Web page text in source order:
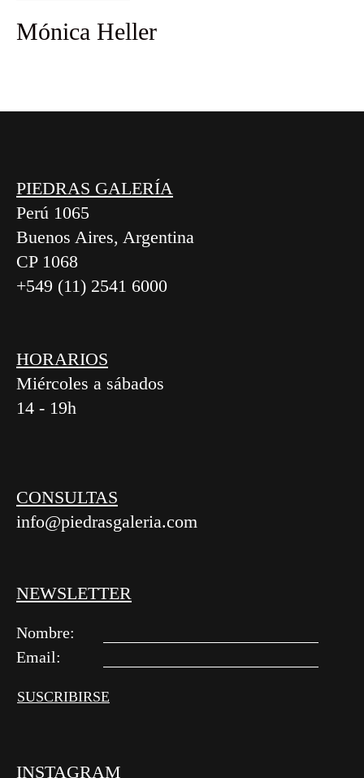
Mónica Heller
PIEDRAS GALERÍA
Perú 1065
Buenos Aires, Argentina
CP 1068
+549 (11) 2541 6000
HORARIOS
Miércoles a sábados
14 - 19h
CONSULTAS
info@piedrasgaleria.com
NEWSLETTER
Nombre:
Email:
INSTAGRAM